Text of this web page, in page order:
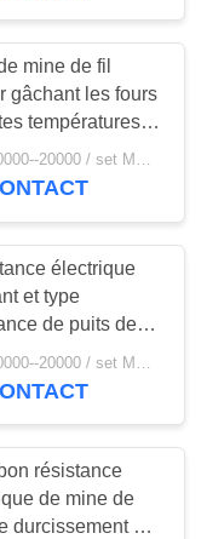
91
mine de fil
gâchant les fours
températures
de four
recuit
USD 10000--20000 / set MOQ:1 jeu
électrique
et type
de puits de
four à recuire de
résistance
de mine de
durcissement par